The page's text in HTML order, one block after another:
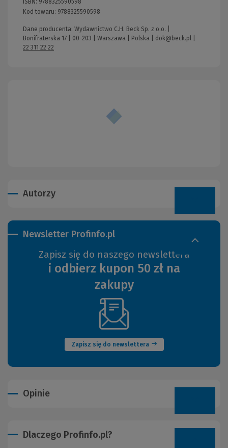
ISBN: 9788325590598
Kod towaru: 9788325590598
Dane producenta: Wydawnictwo C.H. Beck Sp. z o.o. |
Bonifraterska 17 | 00-203 | Warszawa | Polska | dok@beck.pl
22 311 22 22
Autorzy
Newsletter Profinfo.pl
Zapisz się do naszego newslettera
i odbierz kupon 50 zł na
zakupy
Zapisz się do newslettera
(Nowe
okno)
Opinie
Dlaczego Profinfo.pl?